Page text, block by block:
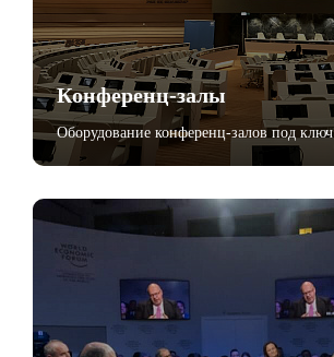
Конференц-залы
Оборудование конференц-залов под ключ